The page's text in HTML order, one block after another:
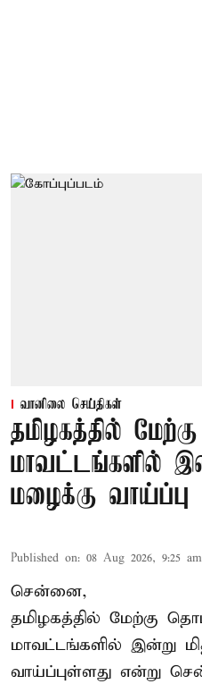
வானிலை செய்திகள்
தமிழகத்தில்
மாவட்டங்களில்
மழைக்கு வாய்ப்பு
Published on: 08 Aug 2026, 9:25 am
சென்னை,
தமிழகத்தில் மேற்கு
மாவட்டங்களில் இன்று
வாய்ப்புள்ளது என்று